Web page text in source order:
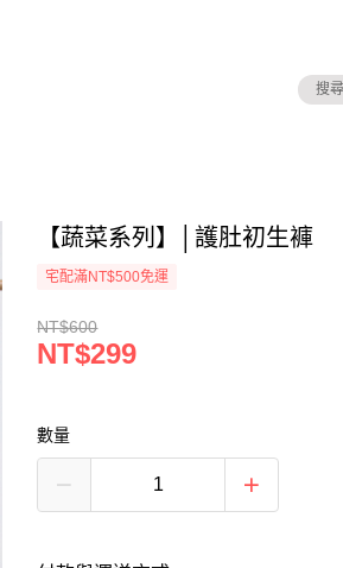
【蔬菜系列】│護肚初生褲
宅配滿NT$500免運
NT$600
NT$299
數量